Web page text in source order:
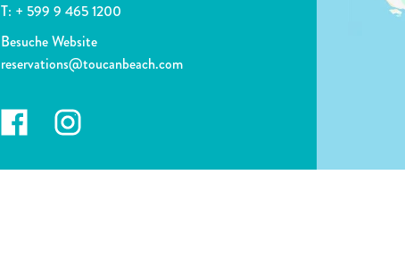
T: + 599 9 465 1200
Besuche Website
reservations@toucanbeach.com